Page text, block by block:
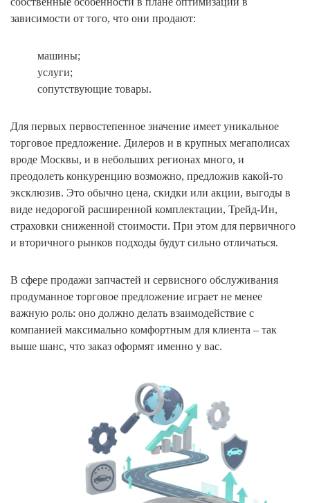
зависимости от того, что они продают:
машины;
услуги;
сопутствующие товары.
Для первых первостепенное значение имеет уникальное
торговое предложение. Дилеров и в крупных мегаполисах
вроде Москвы, и в небольших регионах много, и
преодолеть конкуренцию возможно, предложив какой-то
эксклюзив. Это обычно цена, скидки или акции, выгоды в
виде недорогой расширенной комплектации, Трейд-Ин,
страховки сниженной стоимости. При этом для первичного
и вторичного рынков подходы будут сильно отличаться.
В сфере продажи запчастей и сервисного обслуживания
продуманное торговое предложение играет не менее
важную роль: оно должно делать взаимодействие с
компанией максимально комфортным для клиента – так
выше шанс, что заказ оформят именно у вас.